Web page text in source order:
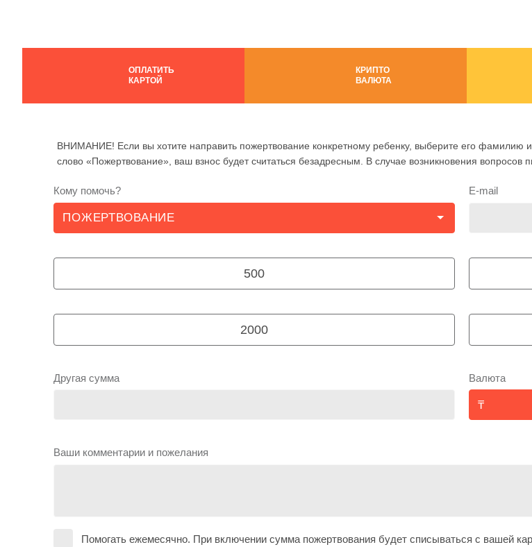
ОПЛАТИТЬ
КАРТОЙ
КРИПТО
ВАЛЮТА
ВНИМАНИЕ! Если вы хотите направить пожертвование конкретному ребенку, выберите его фамилию
слово «Пожертвование», ваш взнос будет считаться безадресным. В случае возникновения вопросов
Кому помочь? E-mail
500
2000
Другая сумма Валюта
Ваши комментарии и пожелания
Помогать ежемесячно. При включении сумма пожертвования будет списываться с вашей